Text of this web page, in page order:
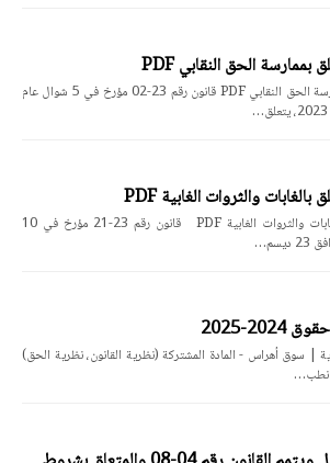
قانون رقم 23-02 يتعلق بممارسة الحق النقابي PDF قانون رقم 23-02 مؤرخ في 5 شوال عام
قانون رقم 23-21 يتعلق بالغابات والثروات الغابية PDF قانون رقم 23-21 مؤرخ في 10
2025
سوق أهراس - المادة المشتركة (نظرية القانون، نظرية الحق)